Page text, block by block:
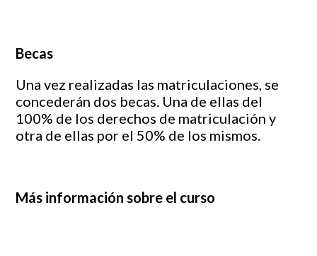
Becas
Una vez realizadas las matriculaciones, se
concederán dos becas. Una de ellas del
100% de los derechos de matriculación y
otra de ellas por el 50% de los mismos.
Más información sobre el curso